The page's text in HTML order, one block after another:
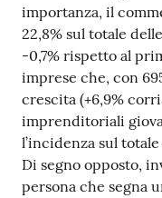
Registrati
Seguici
su
importanza, il
22,8% sul totale
-0,7% rispetto al
imprese che, con
crescita (+6,9%
imprenditoriali
l’incidenza sul
Di segno opposto,
persona che segna